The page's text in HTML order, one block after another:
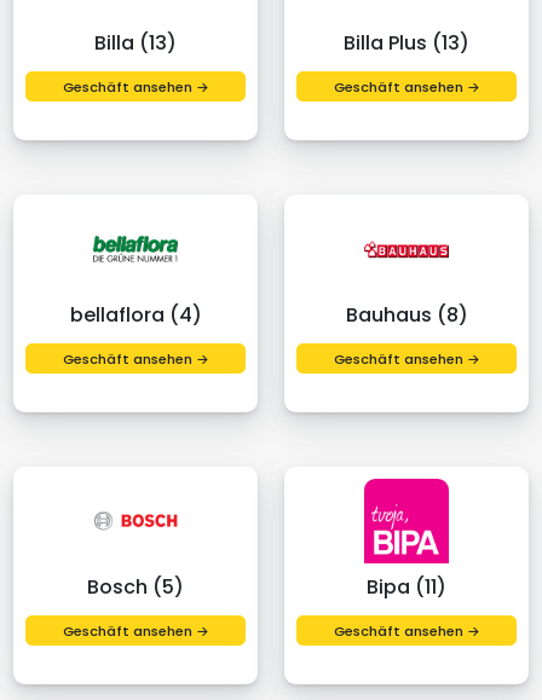
Billa (13)
Geschäft ansehen →
Billa Plus (13)
Geschäft ansehen →
bellaflora (4)
Geschäft ansehen →
Bauhaus (8)
Geschäft ansehen →
Bosch (5)
Geschäft ansehen →
Bipa (11)
Geschäft ansehen →